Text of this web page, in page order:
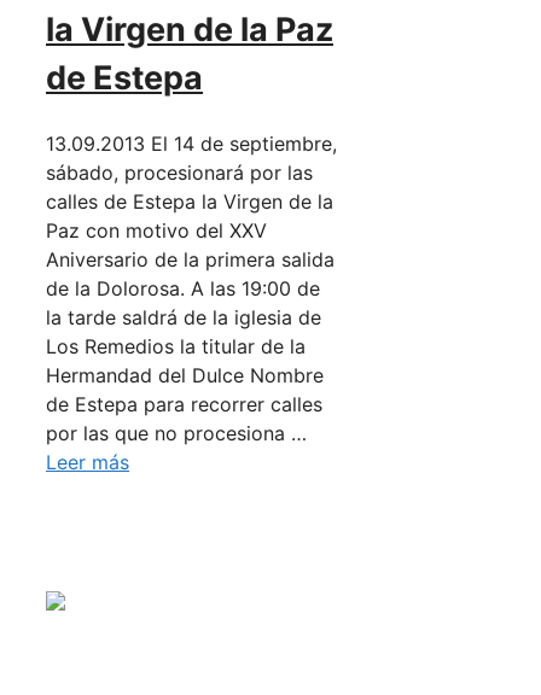
la Virgen de la Paz
de Estepa
13.09.2013 El 14 de septiembre,
sábado, procesionará por las
calles de Estepa la Virgen de la
Paz con motivo del XXV
Aniversario de la primera salida
de la Dolorosa. A las 19:00 de
la tarde saldrá de la iglesia de
Los Remedios la titular de la
Hermandad del Dulce Nombre
de Estepa para recorrer calles
por las que no procesiona …
Leer más